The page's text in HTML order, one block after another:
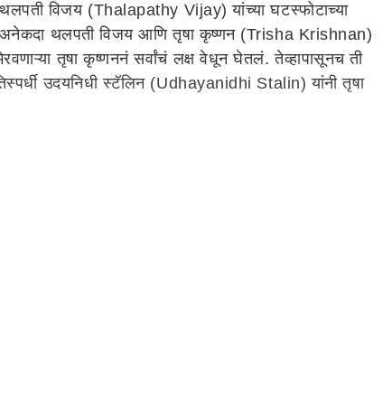
विजय (Thalapathy Vijay) यांच्या घटस्फोटाच्या
अनेकदा थलपती विजय आणि तृषा कृष्णन (Trisha Krishnan)
तृषा कृष्णननं सर्वांचं लक्ष वेधून घेतलं. तेव्हापासूनच ती
उदयनिधी स्टॅलिन (Udhayanidhi Stalin) यांनी तृषा